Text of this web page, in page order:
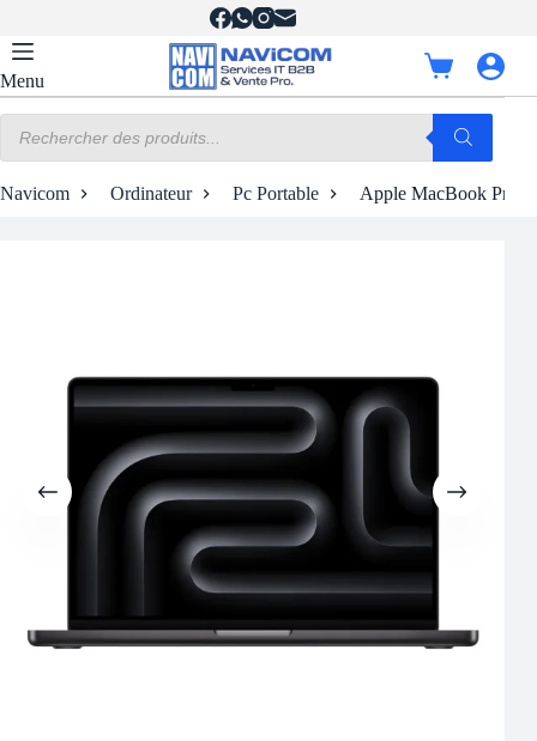
contenu
Menu
Panier
d’achat
produits
Navicom Ordinateur Pc Portable Apple MacBook Pro |